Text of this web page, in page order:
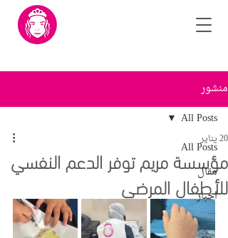
منشور
All Posts
مقال
اخبار
All Posts
مؤسسة مريم توفر الدعم النفسي
للأطفال المرضى
20 يناير